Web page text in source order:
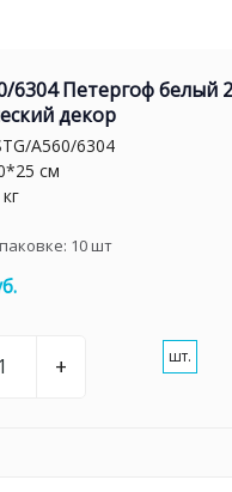
6304 Петергоф белый
декор
A560/6304
см
10шт
+ шт.